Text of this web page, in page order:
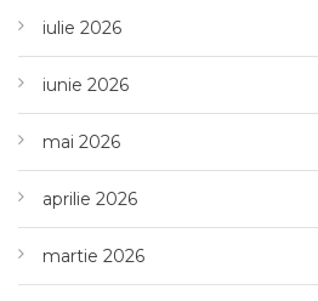
iulie 2026
iunie 2026
mai 2026
aprilie 2026
martie 2026